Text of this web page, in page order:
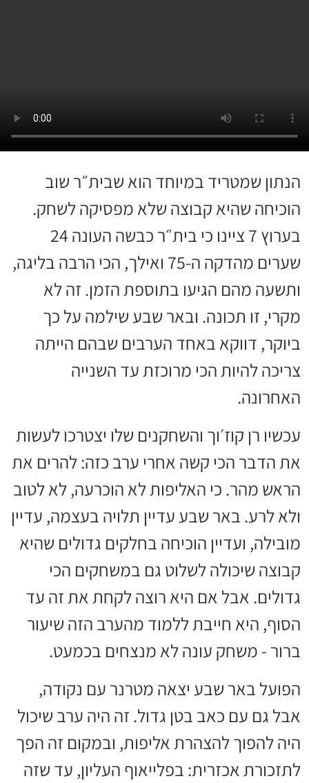
הנתון שמטריד במיוחד הוא שבית״ר שוב
הוכיחה שהיא קבוצה שלא מפסיקה לשחק.
בערוץ 7 ציינו כי בית״ר כבשה העונה 24
שערים מהדקה ה-75 ואילך, הכי הרבה בליגה,
ותשעה מהם הגיעו בתוספת הזמן. זה לא
מקרי, זו תכונה. ובאר שבע שילמה על כך
ביוקר, דווקא באחד הערבים שבהם הייתה
צריכה להיות הכי מרוכזת עד השנייה
האחרונה.
עכשיו רן קוז׳וך והשחקנים שלו יצטרכו לעשות
את הדבר הכי קשה אחרי ערב כזה: להרים את
הראש מהר. כי האליפות לא הוכרעה, לא לטוב
ולא לרע. באר שבע עדיין תלויה בעצמה, עדיין
מובילה, ועדיין הוכיחה בחלקים גדולים שהיא
קבוצה שיכולה לשלוט גם במשחקים הכי
גדולים. אבל אם היא רוצה לקחת את זה עד
הסוף, היא חייבת ללמוד מהערב הזה שיעור
ברור - משחק עונה לא מנצחים בכמעט.
הפועל באר שבע יצאה מטרנר עם נקודה,
אבל גם עם כאב בטן גדול. זה היה ערב שיכול
היה להפוך להצהרת אליפות, ובמקום זה הפך
לתזכורת אכזרית: בפלייאוף העליון, עד שזה